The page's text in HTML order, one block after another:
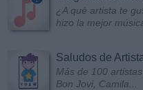
¿A qué artista te
hizo la mejor
Saludos de
Más de 100
Bon Jovi, Camila...